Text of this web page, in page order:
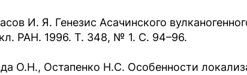
И. Я. Генезис Асачинского
РАН. 1996. Т. 348, № 1. С. 94–96.
О.Н., Остапенко Н.С. Особенности